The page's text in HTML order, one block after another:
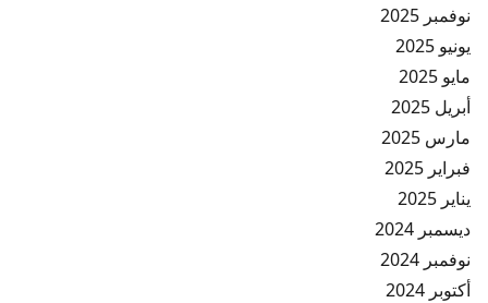
نوفمبر 2025
يونيو 2025
مايو 2025
أبريل 2025
مارس 2025
فبراير 2025
يناير 2025
ديسمبر 2024
نوفمبر 2024
أكتوبر 2024